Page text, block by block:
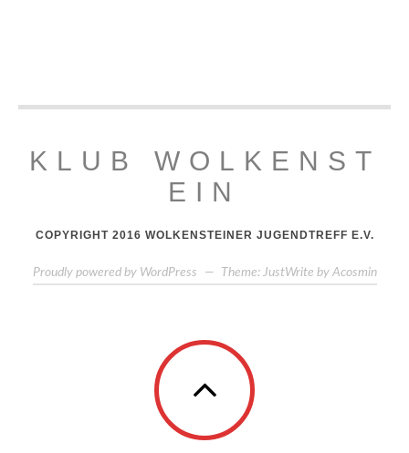
KLUB WOLKENST
EIN
COPYRIGHT 2016 WOLKENSTEINER JUGENDTREFF E.V.
Proudly powered by WordPress — Theme: JustWrite by Acosmin